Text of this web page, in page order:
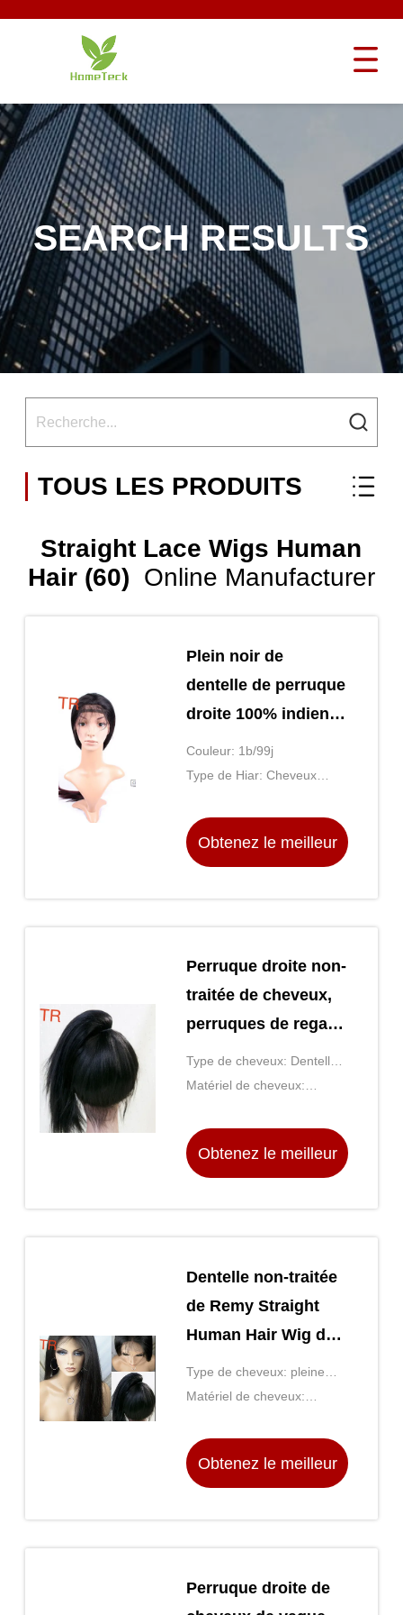
SEARCH RESULTS
TOUS LES PRODUITS
Straight Lace Wigs Human
Hair (60) Online Manufacturer
Plein noir de
dentelle de perruque
droite 100% indienne
non-traitée de
cheveux
Couleur: 1b/99j
Type de Hiar: Cheveux
Obtenez le meilleur
Perruque droite non-
traitée de cheveux,
perruques de regard
naturelles aucune
fibre
Type de cheveux: Dentelle
Front Wigs
Matériel de cheveux:
Obtenez le meilleur
Dentelle non-traitée
de Remy Straight
Human Hair Wig de
beauté pleine avec
des cheveux de
Type de cheveux: pleine
perruque de lacet
Matériel de cheveux:
Obtenez le meilleur
Perruque droite de